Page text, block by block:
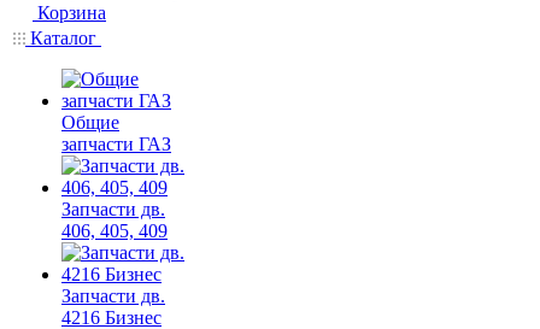
Корзина
Каталог
Общие
запчасти ГАЗ
Запчасти дв.
406, 405, 409
Запчасти дв.
4216 Бизнес